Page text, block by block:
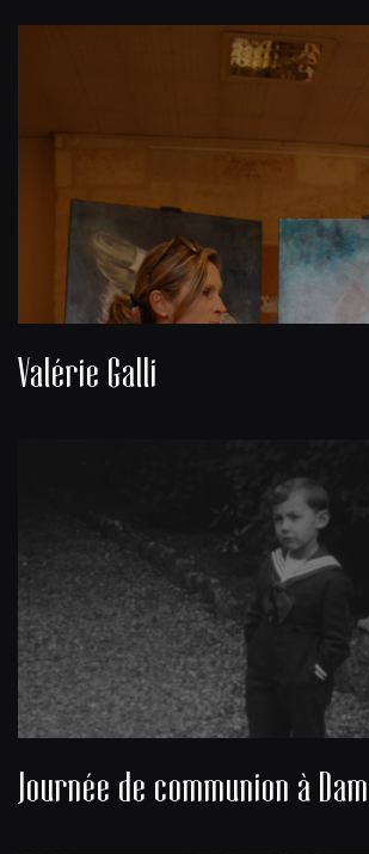
Valérie Galli
Journée de communion à